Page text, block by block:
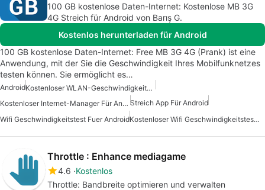
100 GB kostenlose Daten-Internet: Kostenlose MB 3G
4G Streich für Android von Barış G.
Kostenlos herunterladen für Android
100 GB kostenlose Daten-Internet: Free MB 3G 4G (Prank) ist eine
Anwendung, mit der Sie die Geschwindigkeit Ihres Mobilfunknetzes
testen können. Sie ermöglicht es…
Android
Kostenloser WLAN-Geschwindigkeitstest Für Android
Kostenloser Internet-Manager Für Android Streich App Für Android
Wifi Geschwindigkeitstest Fuer Android
Kostenloser Wifi Geschwindigkeitstest Fuer Android
Throttle : Enhance mediagame
4.6 Kostenlos
Throttle: Bandbreite optimieren und verwalten